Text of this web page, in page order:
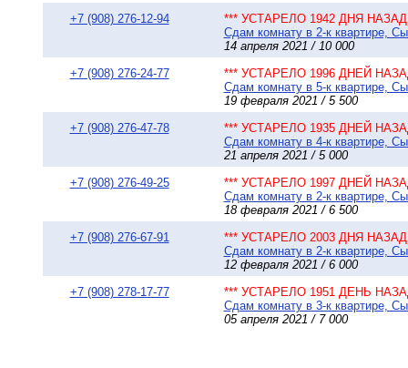
+7 (908) 276-12-94
*** УСТАРЕЛО 1942 ДНЯ НАЗАД
Сдам комнату в 2-к квартире,
14 апреля 2021 / 10 000
+7 (908) 276-24-77
*** УСТАРЕЛО 1996 ДНЕЙ
Сдам комнату в 5-к квартире,
19 февраля 2021 / 5 500
+7 (908) 276-47-78
*** УСТАРЕЛО 1935 ДНЕЙ
Сдам комнату в 4-к квартире,
21 апреля 2021 / 5 000
+7 (908) 276-49-25
*** УСТАРЕЛО 1997 ДНЕЙ
Сдам комнату в 2-к квартире,
18 февраля 2021 / 6 500
+7 (908) 276-67-91
*** УСТАРЕЛО 2003 ДНЯ НАЗАД
Сдам комнату в 2-к квартире,
12 февраля 2021 / 6 000
+7 (908) 278-17-77
*** УСТАРЕЛО 1951 ДЕНЬ
Сдам комнату в 3-к квартире,
05 апреля 2021 / 7 000